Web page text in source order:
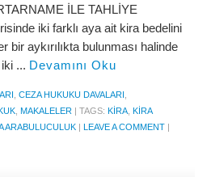
İLE TAHLİYE
iki farklı aya ait kira bedelini
aykırılıkta bulunması halinde
... Devamını Oku
CEZA HUKUKU DAVALARI
MAKALELER | TAGS: KIRA KIRA
ARABULUCULUK | LEAVE A COMMENT |